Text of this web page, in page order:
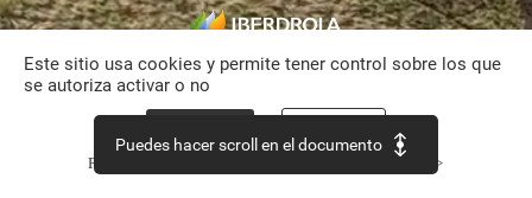
Este sitio usa cookies y permite tener control sobre los que
se autoriza activar o no
Política de confidencialidad Continuar sin aceptar >
Puedes hacer scroll en el documento